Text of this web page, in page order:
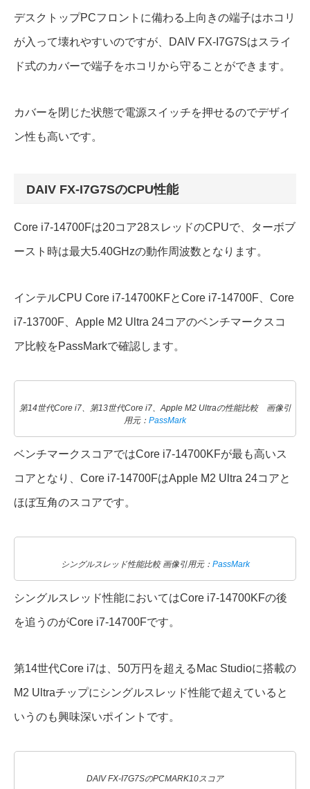
デスクトップPCフロントに備わる上向きの端子はホコリ
が入って壊れやすいのですが、DAIV FX-I7G7Sはスライ
ド式のカバーで端子をホコリから守ることができます。
カバーを閉じた状態で電源スイッチを押せるのでデザイ
ン性も高いです。
DAIV FX-I7G7SのCPU性能
Core i7-14700Fは20コア28スレッドのCPUで、ターボブ
ースト時は最大5.40GHzの動作周波数となります。
インテルCPU Core i7-14700KFとCore i7-14700F、Core
i7-13700F、Apple M2 Ultra 24コアのベンチマークスコ
ア比較をPassMarkで確認します。
第14世代Core i7、第13世代Core i7、Apple M2 Ultraの性能比較 画像引
用元： PassMark
ベンチマークスコアではCore i7-14700KFが最も高いス
コアとなり、Core i7-14700FはApple M2 Ultra 24コアと
ほぼ互角のスコアです。
シングルスレッド性能比較 画像引用元： PassMark
シングルスレッド性能においてはCore i7-14700KFの後
を追うのがCore i7-14700Fです。
第14世代Core i7は、50万円を超えるMac Studioに搭載の
M2 Ultraチップにシングルスレッド性能で超えていると
いうのも興味深いポイントです。
DAIV FX-I7G7SのPCMARK10スコア